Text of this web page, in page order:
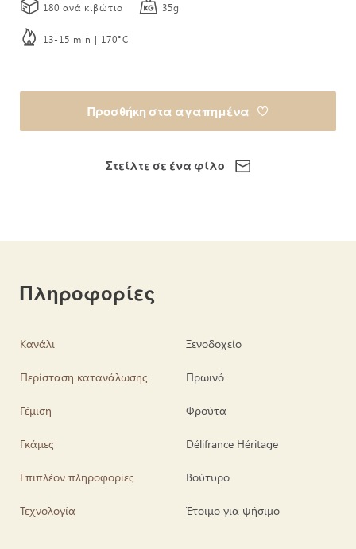
180 ανά κιβώτιο 35g
13-15 min | 170°C
Προσθήκη στα αγαπημένα
Στείλτε σε ένα φίλο
Πληροφορίες
Κανάλι Ξενοδοχείο
Περίσταση κατανάλωσης Πρωινό
Γέμιση Φρούτα
Γκάμες Délifrance Héritage
Επιπλέον πληροφορίες Βούτυρο
Τεχνολογία Έτοιμο για ψήσιμο